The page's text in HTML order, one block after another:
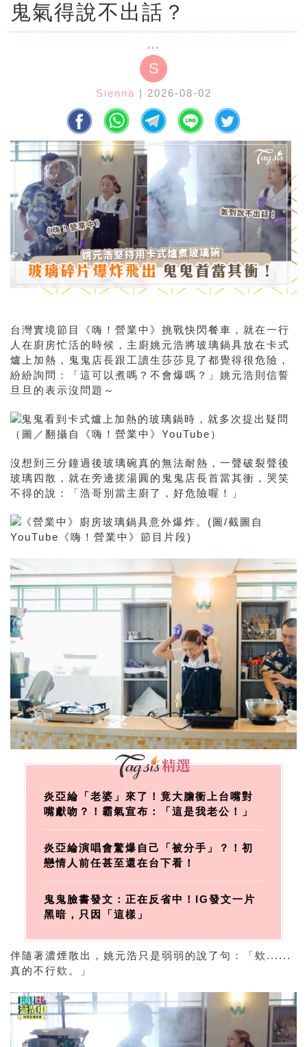
鬼氣得說不出話？
S
Sienna | 2026-08-02
台灣實境節目《嗨！營業中》挑戰快閃餐車，就在一行
人在廚房忙活的時候，主廚姚元浩將玻璃鍋具放在卡式
爐上加熱，鬼鬼店長跟工讀生莎莎見了都覺得很危險，
紛紛詢問：「這可以煮嗎？不會爆嗎？」姚元浩則信誓
旦旦的表示沒問題～
沒想到三分鐘過後玻璃碗真的無法耐熱，一聲破裂聲後
玻璃四散，就在旁邊搓湯圓的鬼鬼店長首當其衝，哭笑
不得的說：「浩哥別當主廚了，好危險喔！」
炎亞綸「老婆」來了！竟大膽衝上台嘴對
嘴獻吻？！霸氣宣布：「這是我老公！」
炎亞綸演唱會驚爆自己「被分手」？！初
戀情人前任甚至還在台下看！
鬼鬼臉書發文：正在反省中！IG發文一片
黑暗，只因「這樣」
伴隨著濃煙散出，姚元浩只是弱弱的說了句：「欸......
真的不行欸。」